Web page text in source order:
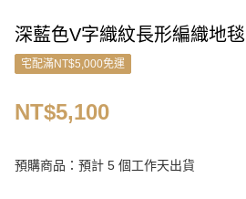
深藍色V字織紋長形編織地毯
宅配滿NT$5,000免運
NT$5,100
預購商品：預計 5 個工作天出貨